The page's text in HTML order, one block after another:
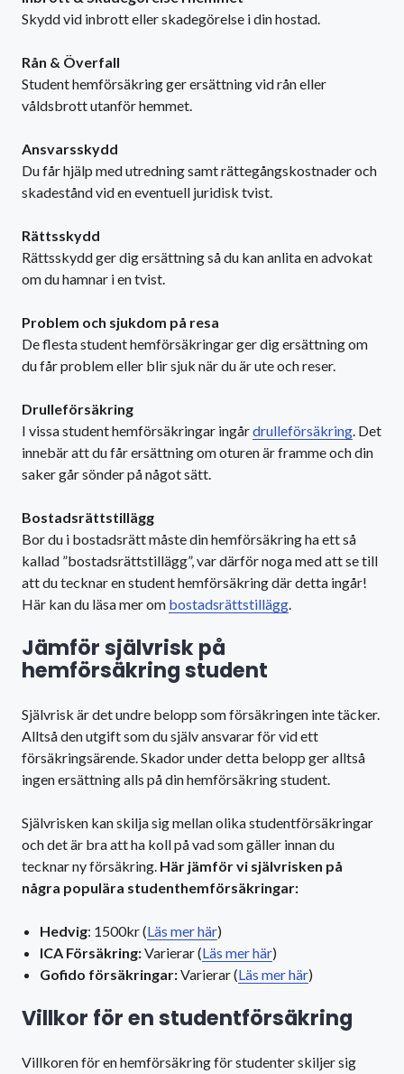
Skydd vid inbrott eller skadegörelse i din hostad.
Rån & Överfall
Student hemförsäkring ger ersättning vid rån eller
våldsbrott utanför hemmet.
Ansvarsskydd
Du får hjälp med utredning samt rättegångskostnader och
skadestånd vid en eventuell juridisk tvist.
Rättsskydd
Rättsskydd ger dig ersättning så du kan anlita en advokat
om du hamnar i en tvist.
Problem och sjukdom på resa
De flesta student hemförsäkringar ger dig ersättning om
du får problem eller blir sjuk när du är ute och reser.
Drulleförsäkring
I vissa student hemförsäkringar ingårdrulleförsäkring . Det
innebär att du får ersättning om oturen är framme och din
saker går sönder på något sätt.
Bostadsrätts­tillägg
Bor du i bostadsrätt måste din hemförsäkring ha ett så
kallad ”bostadsrättstillägg”, var därför noga med att se till
att du tecknar en student hemförsäkring där detta ingår!
Här kan du läsa mer om bostadsrättstillägg
Jämför självrisk på
hemförsäkring student
Självrisk är det undre belopp som försäkringen inte täcker.
Alltså den utgift som du själv ansvarar för vid ett
försäkringsärende. Skador under detta belopp ger alltså
ingen ersättning alls på din hemförsäkring student.
Självrisken kan skilja sig mellan olika studentförsäkringar
och det är bra att ha koll på vad som gäller innan du
tecknar ny försäkring. Här jämför vi självrisken på
några populära studenthemförsäkringar:
Hedvig: 1500kr (Läs mer här)
ICA Försäkring:Varierar (Läs mer här)
Gofido försäkringar:Varierar (Läs mer här)
Villkor för en studentförsäkring
Villkoren för en hemförsäkring för studenter skiljer sig